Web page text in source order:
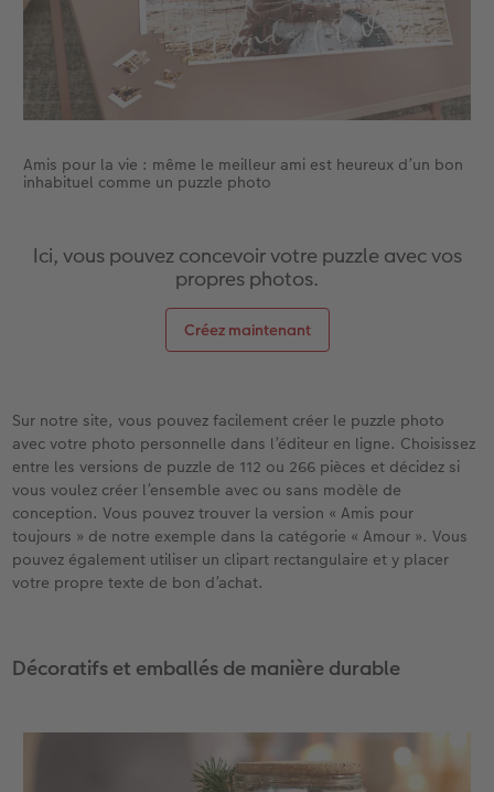
Accessoires
Amis pour la vie : même le meilleur ami est heureux d’un bon
inhabituel comme un puzzle photo
Ici, vous pouvez concevoir votre puzzle avec vos
propres photos.
Créez maintenant
Sur notre site, vous pouvez facilement créer le puzzle photo
avec votre photo personnelle dans l’éditeur en ligne. Choisissez
entre les versions de puzzle de 112 ou 266 pièces et décidez si
vous voulez créer l’ensemble avec ou sans modèle de
conception. Vous pouvez trouver la version « Amis pour
toujours » de notre exemple dans la catégorie « Amour ». Vous
pouvez également utiliser un clipart rectangulaire et y placer
votre propre texte de bon d’achat.
Décoratifs et emballés de manière durable